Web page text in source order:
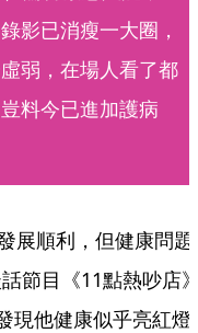
影已消瘦一大圈，
弱，在場人看了都
料今已進加護病
展順利，但健康問題
節目《11點熱吵店
現他健康似乎亮紅燈